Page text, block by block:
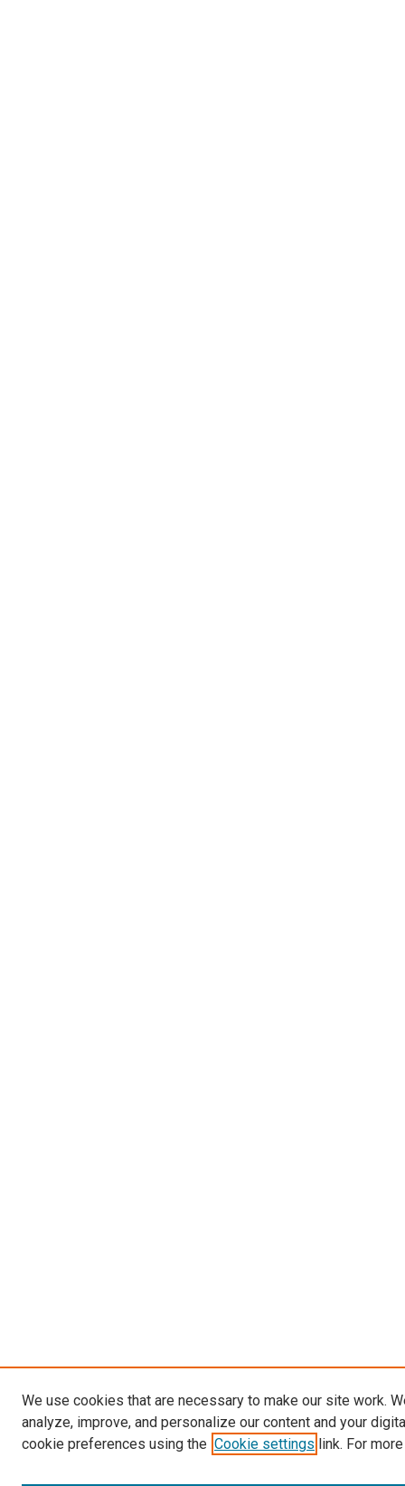
We use cookies that are necessary to make our site work.
analyze, improve, and personalize our content and your
cookie preferences using the Cookie settings link. For